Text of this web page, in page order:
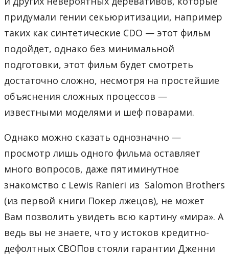
придумали гении секьюритизации, например
таких как синтетические CDO — этот фильм
подойдет, однако без минимальной
подготовки, этот фильм будет смотреть
достаточно сложно, несмотря на простейшие
объяснения сложных процессов —
известными моделями и шеф поварами.
Однако можно сказать однозначно —
просмотр лишь одного фильма оставляет
много вопросов, даже пятиминутное
знакомство с Lewis Ranieri из Salomon Brothers
(из первой книги Покер лжецов), не может
Вам позволить увидеть всю картину «мира». А
ведь вы не знаете, что у истоков кредитно-
дефолтных СВОПов стояли гарантии Дженни